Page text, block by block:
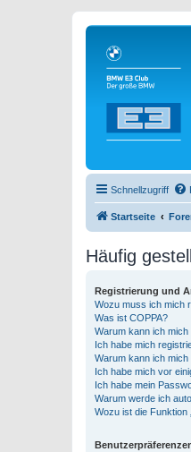
Schnellzugriff
Startseite
Häufig
Registrierung und
Wozu muss ich mich
Was ist COPPA?
Warum kann ich
Ich habe mich
Warum kann ich mich
Ich habe mich vor
Ich habe mein
Warum werde ich
Wozu ist die Funktion